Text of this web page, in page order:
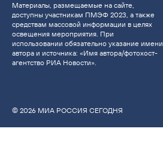
Материалы, размещаемые на сайте,
доступны участникам ПМЭФ 2023, а также
средствам массовой информации в целях
освещения мероприятия. При
использовании обязательно указание имени
автора и источника: «Имя автора/фотохост-
агентство РИА Новости».
© 2026 МИА РОССИЯ СЕГОДНЯ